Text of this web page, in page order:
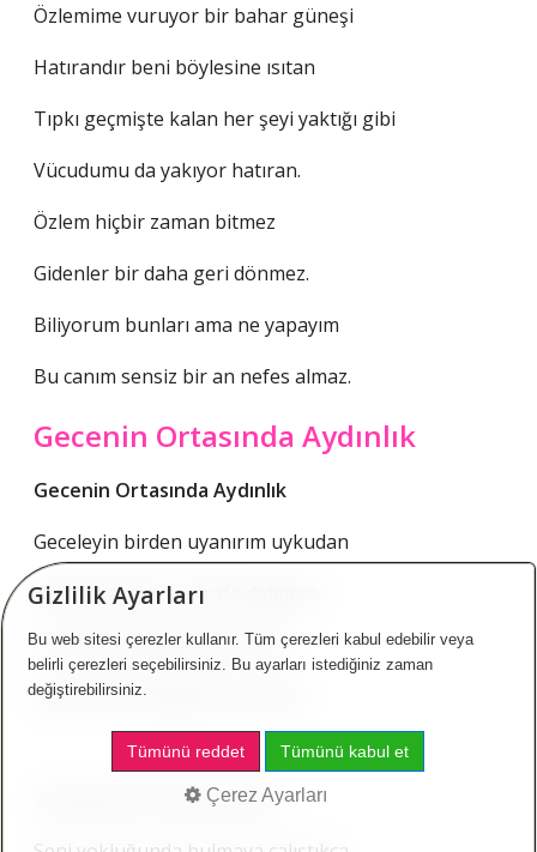
Özlemime vuruyor bir bahar güneşi
Hatırandır beni böylesine ısıtan
Tıpkı geçmişte kalan her şeyi yaktığı gibi
Vücudumu da yakıyor hatıran.
Özlem hiçbir zaman bitmez
Gidenler bir daha geri dönmez.
Biliyorum bunları ama ne yapayım
Bu canım sensiz bir an nefes almaz.
Gecenin Ortasında Aydınlık
Gecenin Ortasında Aydınlık
Geceleyin birden uyanırım uykudan
Kalkar bakınırım etrafa dalgınca
Sonra aklıma gelirsin birden
Ne kadar uzaklardasın nasılsa.
Uyuyamam bir daha o gece
Gizlilik Ayarları
Bu web sitesi çerezler kullanır. Tüm çerezleri kabul edebilir veya
belirli çerezleri seçebilirsiniz. Bu ayarları istediğiniz zaman
değiştirebilirsiniz.
Tümünü reddet Tümünü kabul et
Çerez Ayarları